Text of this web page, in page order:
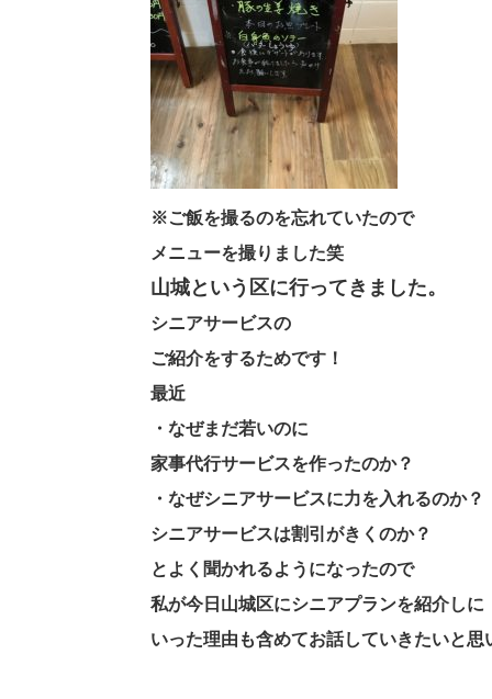
※ご飯を撮るのを忘れていたので
メニューを撮りました笑
山城という区に行ってきました。
シニアサービスの
ご紹介をするためです！
最近
・なぜまだ若いのに
家事代行サービスを作ったのか？
・なぜシニアサービスに力を入れるのか？
シニアサービスは割引がきくのか？
とよく聞かれるようになったので
私が今日山城区にシニアプランを紹介しに
いった理由も含めてお話していきたいと思